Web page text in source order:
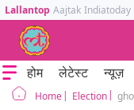
Lallantop Aajtak Indiatoday
होम लेटेस्ट न्यूज़
Home Election